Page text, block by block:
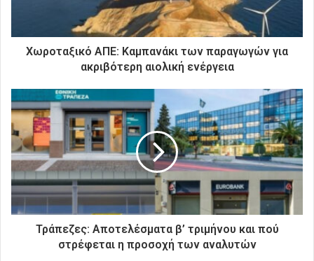
τ
κ
ή
σ
α
δ
ι
ε
Χωροταξικό ΑΠΕ: Καμπανάκι των παραγωγών για
ακριβότερη αιολική ενέργεια
Τράπεζες: Αποτελέσματα β’ τριμήνου και πού
στρέφεται η προσοχή των αναλυτών